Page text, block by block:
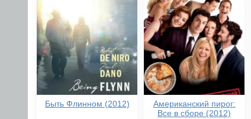
Быть Флинном (2012)
Американский пирог:
Все в сборе (2012)